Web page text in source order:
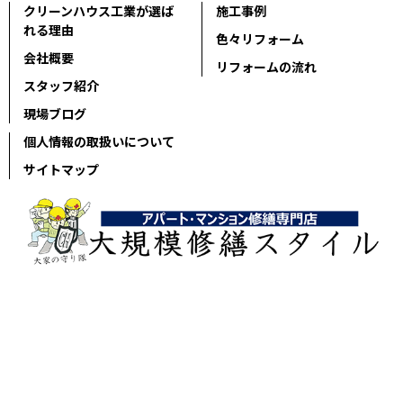
クリーンハウス工業が選ば
れる理由
会社概要
スタッフ紹介
現場ブログ
施工事例
色々リフォーム
リフォームの流れ
個人情報の取扱いについて
サイトマップ